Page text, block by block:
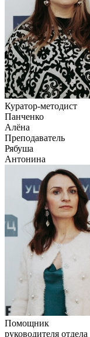
Куратор-методист
Панченко
Алёна
Преподаватель
Рябуша
Антонина
Помощник
руководителя отдела